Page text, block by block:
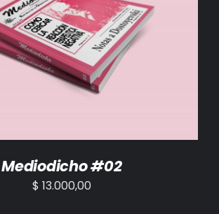
AL CARRITO / DETALLES
Mediodicho #02
$ 13.000,00